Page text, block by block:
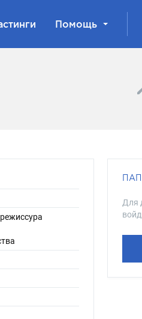
Помощь
Для